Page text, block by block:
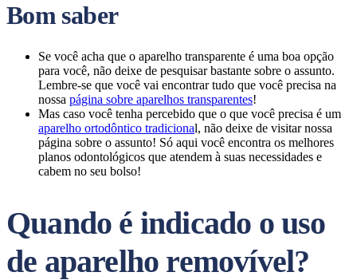
Bom saber
Se você acha que o aparelho transparente é uma boa opção
para você, não deixe de pesquisar bastante sobre o assunto.
Lembre-se que você vai encontrar tudo que você precisa na
nossa página sobre aparelhos transparentes!
Mas caso você tenha percebido que o que você precisa é um
aparelho ortodôntico tradicional, não deixe de visitar nossa
página sobre o assunto! Só aqui você encontra os melhores
planos odontológicos que atendem à suas necessidades e
cabem no seu bolso!
Quando é indicado o uso
de aparelho removível?